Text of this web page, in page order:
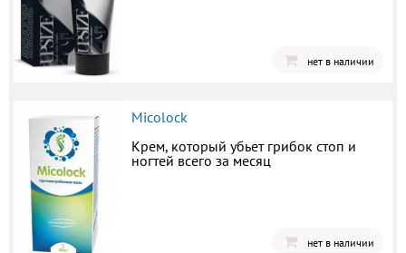
нет в наличии
Micolock
Крем, который убьет грибок стоп и
ногтей всего за месяц
нет в наличии